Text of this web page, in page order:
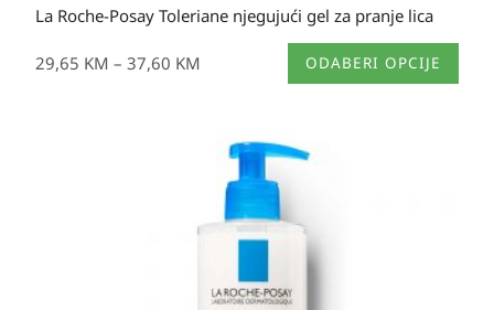
La Roche-Posay Toleriane njegujući gel za pranje lica
29,65 KM – 37,60 KM ODABERI OPCIJE
Ovaj
proizvod
varijanti.
se
mogu
odabrati